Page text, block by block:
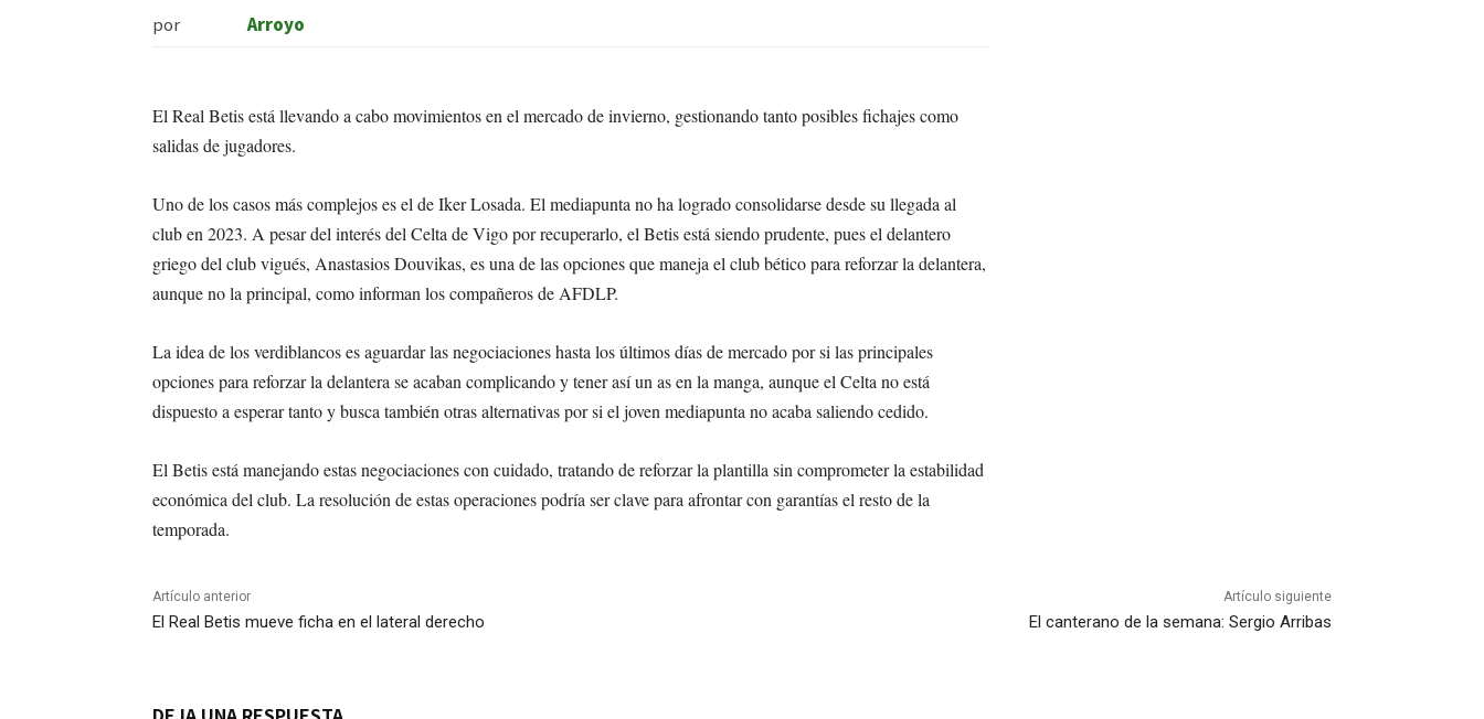
por
Arroyo
El Real Betis está llevando a cabo movimientos en el mercado de invierno, gestionando tanto posibles fichajes como
salidas de jugadores.
Uno de los casos más complejos es el de Iker Losada. El mediapunta no ha logrado consolidarse desde su llegada al
club en 2023. A pesar del interés del Celta de Vigo por recuperarlo, el Betis está siendo prudente, pues el delantero
griego del club vigués, Anastasios Douvikas, es una de las opciones que maneja el club bético para reforzar la delantera,
aunque no la principal, como informan los compañeros de AFDLP.
La idea de los verdiblancos es aguardar las negociaciones hasta los últimos días de mercado por si las principales
opciones para reforzar la delantera se acaban complicando y tener así un as en la manga, aunque el Celta no está
dispuesto a esperar tanto y busca también otras alternativas por si el joven mediapunta no acaba saliendo cedido.
El Betis está manejando estas negociaciones con cuidado, tratando de reforzar la plantilla sin comprometer la estabilidad
económica del club. La resolución de estas operaciones podría ser clave para afrontar con garantías el resto de la
temporada.
Artículo anterior
El Real Betis mueve ficha en el lateral derecho
Artículo siguiente
El canterano de la semana: Sergio Arribas